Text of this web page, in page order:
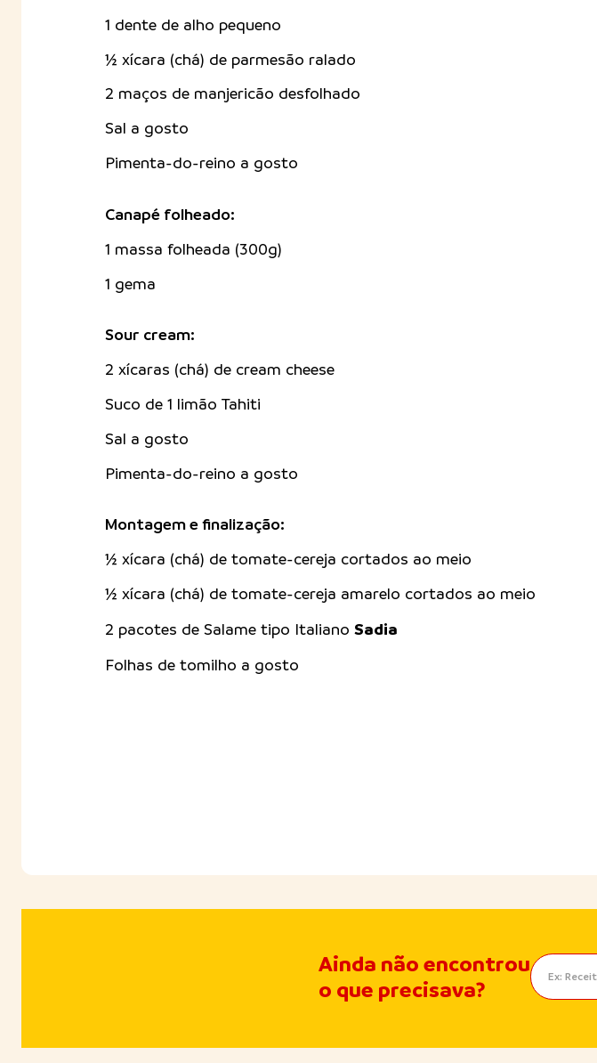
1 dente de alho pequeno
½ xícara (chá) de parmesão ralado
2 maços de manjericão desfolhado
Sal a gosto
Pimenta-do-reino a gosto
Canapé folheado:
1 massa folheada (300g)
1 gema
Sour cream:
2 xícaras (chá) de cream cheese
Suco de 1 limão Tahiti
Sal a gosto
Pimenta-do-reino a gosto
Montagem e finalização:
½ xícara (chá) de tomate-cereja cortados ao meio
½ xícara (chá) de tomate-cereja amarelo cortados ao meio
2 pacotes de Salame tipo Italiano Sadia
Folhas de tomilho a gosto
Ainda não encontrou
o que precisava?